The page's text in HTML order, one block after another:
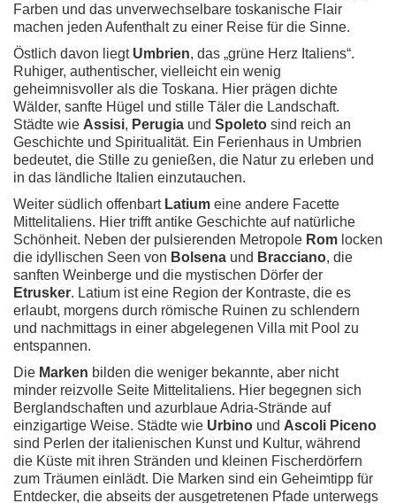
Farben und das unverwechselbare toskanische Flair
machen jeden Aufenthalt zu einer Reise für die Sinne.
Östlich davon liegt Umbrien, das „grüne Herz Italiens“.
Ruhiger, authentischer, vielleicht ein wenig
geheimnisvoller als die Toskana. Hier prägen dichte
Wälder, sanfte Hügel und stille Täler die Landschaft.
Städte wie Assisi, Perugia und Spoleto sind reich an
Geschichte und Spiritualität. Ein Ferienhaus in Umbrien
bedeutet, die Stille zu genießen, die Natur zu erleben und
in das ländliche Italien einzutauchen.
Weiter südlich offenbart Latium eine andere Facette
Mittelitaliens. Hier trifft antike Geschichte auf natürliche
Schönheit. Neben der pulsierenden Metropole Rom locken
die idyllischen Seen von Bolsena und Bracciano, die
sanften Weinberge und die mystischen Dörfer der
Etrusker. Latium ist eine Region der Kontraste, die es
erlaubt, morgens durch römische Ruinen zu schlendern
und nachmittags in einer abgelegenen Villa mit Pool zu
entspannen.
Die Marken bilden die weniger bekannte, aber nicht
minder reizvolle Seite Mittelitaliens. Hier begegnen sich
Berglandschaften und azurblaue Adria-Strände auf
einzigartige Weise. Städte wie Urbino und Ascoli Piceno
sind Perlen der italienischen Kunst und Kultur, während
die Küste mit ihren Stränden und kleinen Fischerdörfern
zum Träumen einlädt. Die Marken sind ein Geheimtipp für
Entdecker, die abseits der ausgetretenen Pfade unterwegs